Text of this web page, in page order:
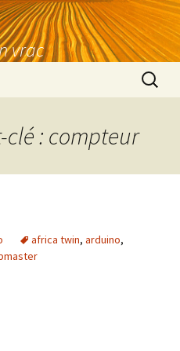
vrac
: compteur
africa twin, arduino,